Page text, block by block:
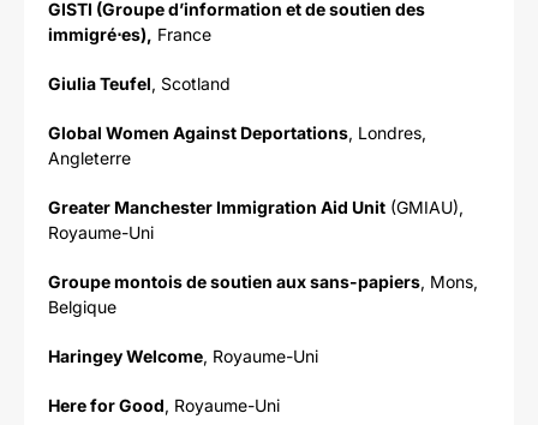
GISTI (Groupe d’information et de soutien des
immigré⋅es), France
Giulia Teufel, Scotland
Global Women Against Deportations, Londres,
Angleterre
Greater Manchester Immigration Aid Unit (GMIAU),
Royaume-Uni
Groupe montois de soutien aux sans-papiers, Mons,
Belgique
Haringey Welcome, Royaume-Uni
Here for Good, Royaume-Uni